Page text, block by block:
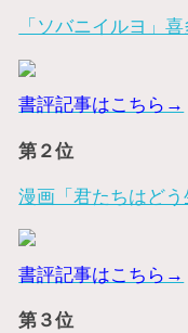
「ソバニイルヨ」
書評記事はこちら→
第２位
漫画「君たちはど
書評記事はこちら→
第３位